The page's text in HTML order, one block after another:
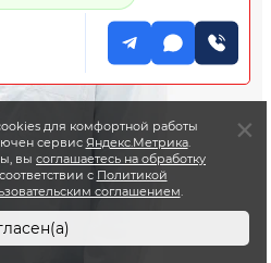
для комфортной работы
сервис Яндекс.Метрика.
высоглашаетесь на обработку
с Политикой
соглашением.